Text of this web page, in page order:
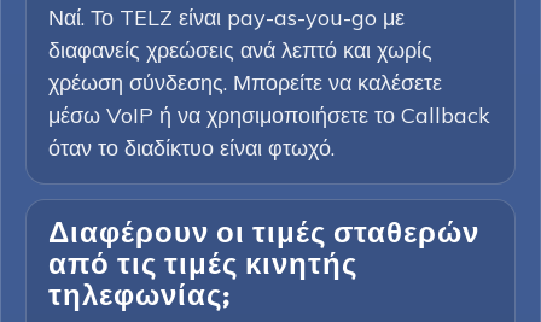
Ναί. Το TELZ είναι pay-as-you-go με
διαφανείς χρεώσεις ανά λεπτό και χωρίς
χρέωση σύνδεσης. Μπορείτε να καλέσετε
μέσω VoIP ή να χρησιμοποιήσετε το Callback
όταν το διαδίκτυο είναι φτωχό.
Διαφέρουν οι τιμές σταθερών
από τις τιμές κινητής
τηλεφωνίας;